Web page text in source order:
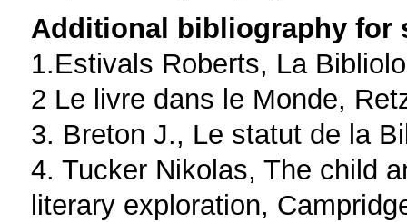
Additional bibliography for
1.Estivals Roberts, La
2 Le livre dans le Monde,
3. Breton J., Le statut de la
4. Tucker Nikolas, The child
literary exploration,